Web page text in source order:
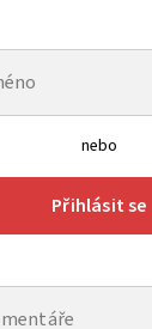
nebo
Přihlásit se